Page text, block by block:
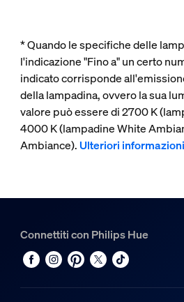
* Quando le specifiche delle
l'indicazione "Fino a" un certo
indicato corrisponde
della lampadina, ovvero la sua
valore può essere di 2700 K
4000 K (lampadine White
Ambiance).Ulteriori
Connettiti con Philips Hue